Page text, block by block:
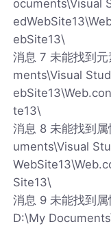
ocuments\Visual
ebSite13\
消息 7 未能找到
ments\Visual
te13\
消息 8 未能找到
uments\Visual
Site13\
消息 9 未能找到属
D:\My